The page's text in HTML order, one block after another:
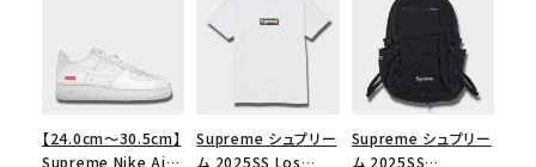
【24.0cm～30.5cm】
Supreme Nike Air
Supreme シュプリー
ム 2025SS Los
Supreme シュプリー
ム 2025SS